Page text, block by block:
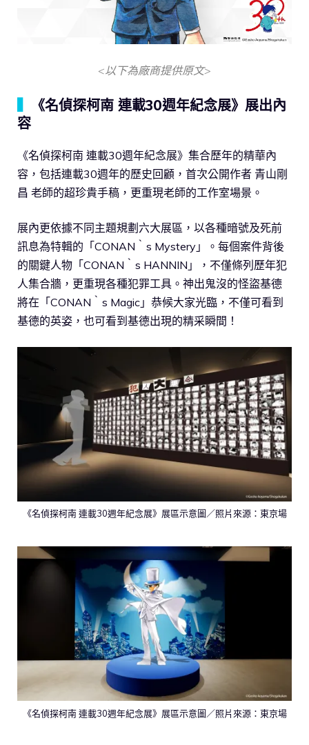
<以下為廠商提供原文>
《名偵探柯南 連載30週年紀念展》展出內
容
《名偵探柯南 連載30週年紀念展》集合歷年的精華內
容，包括連載30週年的歷史回顧，首次公開作者 青山剛
昌 老師的超珍貴手稿，更重現老師的工作室場景。
展內更依據不同主題規劃六大展區，以各種暗號及死前
訊息為特輯的「CONAN‵s Mystery」。每個案件背後
的關鍵人物「CONAN‵s HANNIN」，不僅條列歷年犯
人集合牆，更重現各種犯罪工具。神出鬼沒的怪盜基德
將在「CONAN‵s Magic」恭候大家光臨，不僅可看到
基德的英姿，也可看到基德出現的精采瞬間！
《名偵探柯南 連載30週年紀念展》展區示意圖／照片來源：東京場
《名偵探柯南 連載30週年紀念展》展區示意圖／照片來源：東京場